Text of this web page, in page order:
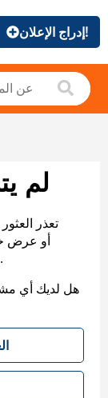
إدراج الإعلان!
لم
تعذر
الخاصة بنا لمساعدتك في العثور على ما تريد.
هل لديك أي